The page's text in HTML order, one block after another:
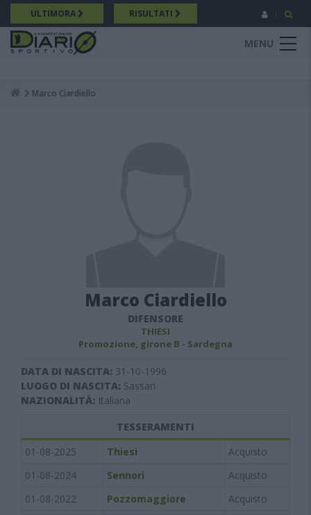
Salta
al
contenuto
principale
ULTIMORA RISULTATI
MENU
Breadcrumb
Marco Ciardiello
Marco Ciardiello
DIFENSORE
THIESI
Promozione, girone B - Sardegna
DATA DI NASCITA: 31-10-1996
LUOGO DI NASCITA: Sassari
NAZIONALITÀ: Italiana
TESSERAMENTI
01-08-2025
Thiesi
Acquisto
01-08-2024
Sennori
Acquisto
01-08-2022
Pozzomaggiore
Acquisto